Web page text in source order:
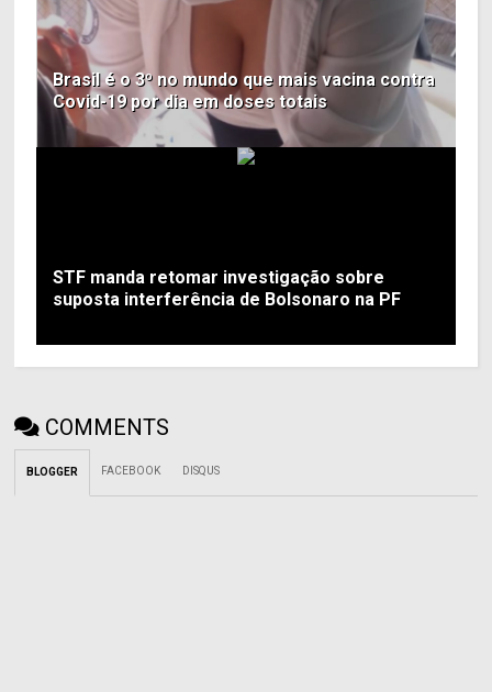
Brasil é o 3º no mundo que mais vacina contra
Covid-19 por dia em doses totais
STF manda retomar investigação sobre
suposta interferência de Bolsonaro na PF
COMMENTS
BLOGGER FACEBOOK DISQUS